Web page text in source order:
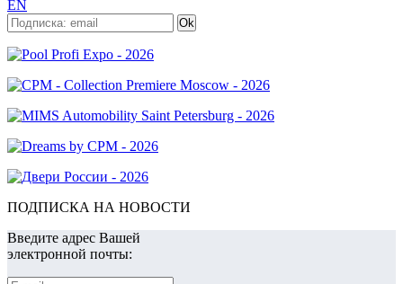
EN
ПОДПИСКА НА НОВОСТИ
Введите адрес Вашей
электронной почты: